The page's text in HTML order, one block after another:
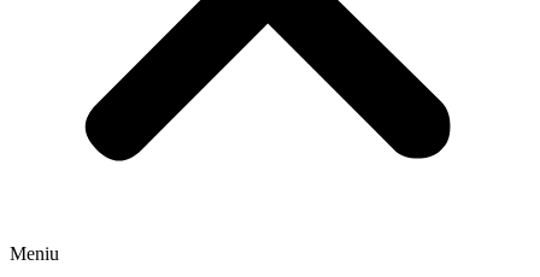
Meniu